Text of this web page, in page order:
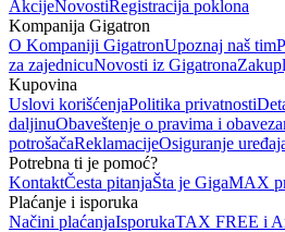
AkcijeNovostiRegistracija poklona
Kompanija Gigatron
O Kompaniji GigatronUpoznaj naš tim
za zajednicuNovosti iz Gigatrona
Kupovina
Uslovi korišćenjaPolitika privatnosti
daljinuObaveštenje o pravima i
potrošačaReklamacijeOsiguranje
Potrebna ti je pomoć?
KontaktČesta pitanjaŠta je GigaMAX
Plaćanje i isporuka
Načini plaćanjaIsporukaTAX FREE i